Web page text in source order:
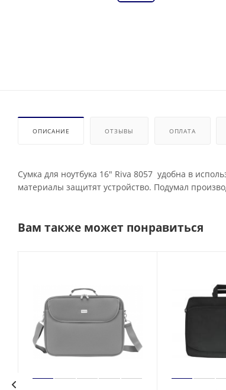
ОПИСАНИЕ ОТЗЫВЫ ОПЛАТА
Сумка для ноутбука 16" Riva 8057 удобна в
материалы защитят устройство. Подумал
Вам также может понравиться